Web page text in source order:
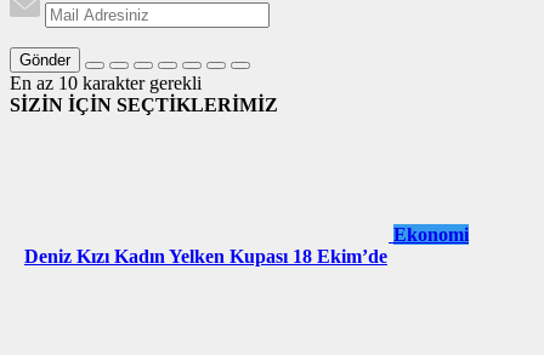
Gönder
En az 10 karakter gerekli
SİZİN İÇİN SEÇTİKLERİMİZ
Ekonomi
Deniz Kızı Kadın Yelken Kupası 18 Ekim’de